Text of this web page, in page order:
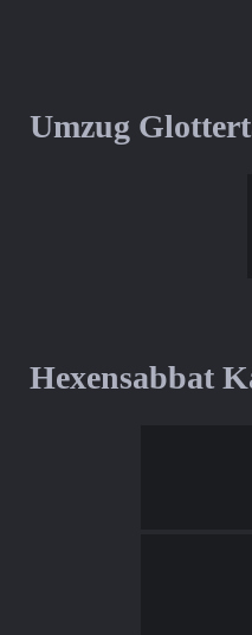
Umzug
Hexensabbat